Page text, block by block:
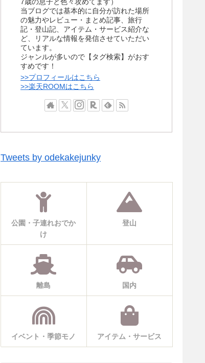
当ブログでは基本的に自分が訪れた場所
の魅力やレビュー・まとめ記事、旅行
記・登山記、アイテム・サービス紹介な
ど、リアルな情報を発信させていただい
ています。
ジャンルが多いので【タグ検索】がおす
すめです！
>>プロフィールはこちら
>>楽天ROOMはこちら
Tweets by odekakejunky
公園・子連れおでか
け
登山
離島 国内
イベント・季節モノ アイテム・サービス